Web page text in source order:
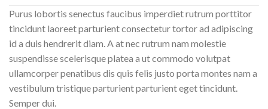
Purus lobortis senectus faucibus imperdiet rutrum porttitor
tincidunt laoreet parturient consectetur tortor ad adipiscing
id a duis hendrerit diam. A at nec rutrum nam molestie
suspendisse scelerisque platea a ut commodo volutpat
ullamcorper penatibus dis quis felis justo porta montes nam a
vestibulum tristique parturient parturient eget tincidunt.
Semper dui.